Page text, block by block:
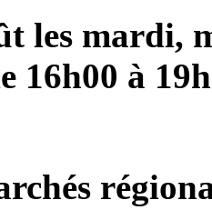
les mardi,
16h00 à